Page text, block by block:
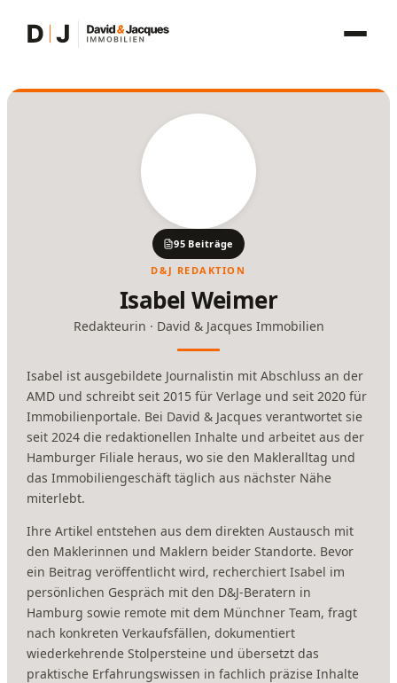
springen
95 Beiträge
D&J REDAKTION
Isabel Weimer
Redakteurin · David & Jacques Immobilien
Isabel ist ausgebildete Journalistin mit Abschluss an der
AMD und schreibt seit 2015 für Verlage und seit 2020 für
Immobilienportale. Bei David & Jacques verantwortet sie
seit 2024 die redaktionellen Inhalte und arbeitet aus der
Hamburger Filiale heraus, wo sie den Makleralltag und
das Immobiliengeschäft täglich aus nächster Nähe
miterlebt.
Ihre Artikel entstehen aus dem direkten Austausch mit
den Maklerinnen und Maklern beider Standorte. Bevor
ein Beitrag veröffentlicht wird, recherchiert Isabel im
persönlichen Gespräch mit den D&J-Beratern in
Hamburg sowie remote mit dem Münchner Team, fragt
nach konkreten Verkaufsfällen, dokumentiert
wiederkehrende Stolpersteine und übersetzt das
praktische Erfahrungswissen in fachlich präzise Inhalte